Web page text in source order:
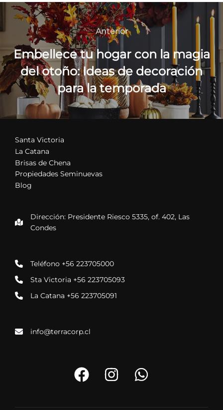
Navegación
de
entradas
Anterior
Anterior
Embellece tu hogar con la magia
del otoño: Ideas de decoración
para la temporada
Santa Victoria
La Catana
Brisas de Chena
Propiedades Seminuevas
Blog
Dirección: Presidente Riesco 5335, of. 402, Las
Condes
Teléfono +56 223705000
Sta Victoria +56 223705093
La Catana +56 223705091
info@terracorp.cl